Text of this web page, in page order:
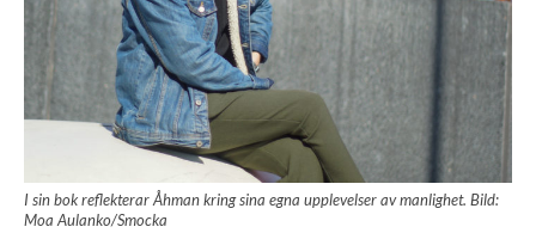
I sin bok reflekterar Åhman kring sina egna upplevelser av manlighet. Bild:
Moa Aulanko/Smocka